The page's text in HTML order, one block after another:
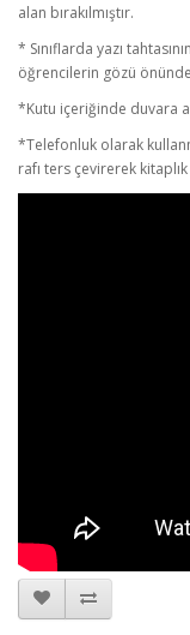
alan bırakılmıştır.
* Sınıflarda yazı
öğrencilerin gözü
*Kutu içeriğinde duvara
*Telefonluk olarak
rafı ters çevirerek